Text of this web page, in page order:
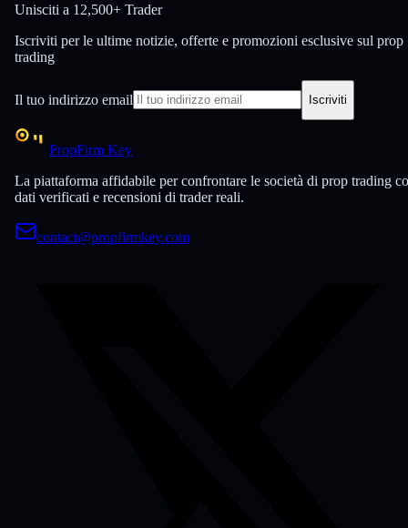
Unisciti a 12,500+ Trader
Iscriviti per le ultime notizie, offerte e promozioni esclusive sul prop
trading
Il tuo indirizzo email Iscriviti
PropFirm Key
La piattaforma affidabile per confrontare le società di prop trading
dati verificati e recensioni di trader reali.
contact@propfirmkey.com